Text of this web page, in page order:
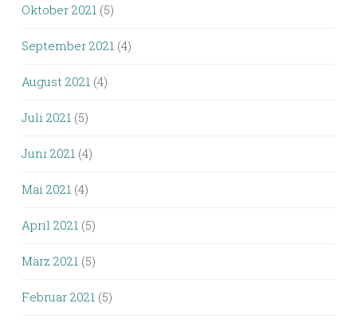
Oktober 2021 (5)
September 2021 (4)
August 2021 (4)
Juli 2021 (5)
Juni 2021 (4)
Mai 2021 (4)
April 2021 (5)
März 2021 (5)
Februar 2021 (5)